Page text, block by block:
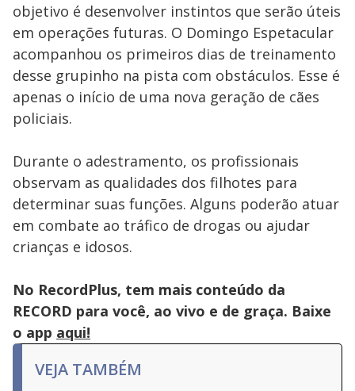
objetivo é desenvolver instintos que serão úteis
em operações futuras. O Domingo Espetacular
acompanhou os primeiros dias de treinamento
desse grupinho na pista com obstáculos. Esse é
apenas o início de uma nova geração de cães
policiais.
Durante o adestramento, os profissionais
observam as qualidades dos filhotes para
determinar suas funções. Alguns poderão atuar
em combate ao tráfico de drogas ou ajudar
crianças e idosos.
No RecordPlus, tem mais conteúdo da
RECORD para você, ao vivo e de graça. Baixe
o app aqui!
VEJA TAMBÉM